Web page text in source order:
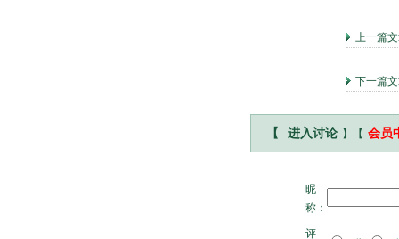
上一篇
下一篇
【 进入讨论 】【 会员
昵
称：
评